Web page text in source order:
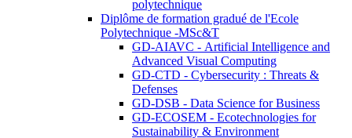
polytechnique
Diplôme de formation gradué de l'Ecole
Polytechnique -MSc&T
GD-AIAVC - Artificial Intelligence and
Advanced Visual Computing
GD-CTD - Cybersecurity : Threats &
Defenses
GD-DSB - Data Science for Business
GD-ECOSEM - Ecotechnologies for
Sustainability & Environment